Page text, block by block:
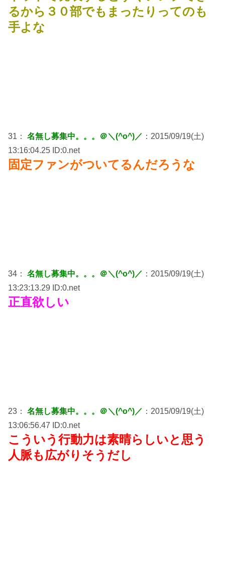
るから３０部でもまったりってのも
手よな
31： 名無し募集中。。。＠＼(^o^)／ ：2015/09/19(土)
13:16:04.25 ID:0.net
固定ファンがついてるんだろうな
34： 名無し募集中。。。＠＼(^o^)／ ：2015/09/19(土)
13:23:13.29 ID:0.net
正直欲しい
23： 名無し募集中。。。＠＼(^o^)／ ：2015/09/19(土)
13:06:56.47 ID:0.net
こういう行動力は素晴らしいと思う
人脈も広がりそうだし